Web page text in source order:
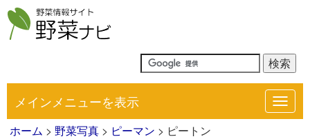
メインメニューを表示
ホーム > 野菜写真 > ピーマン > ピートン